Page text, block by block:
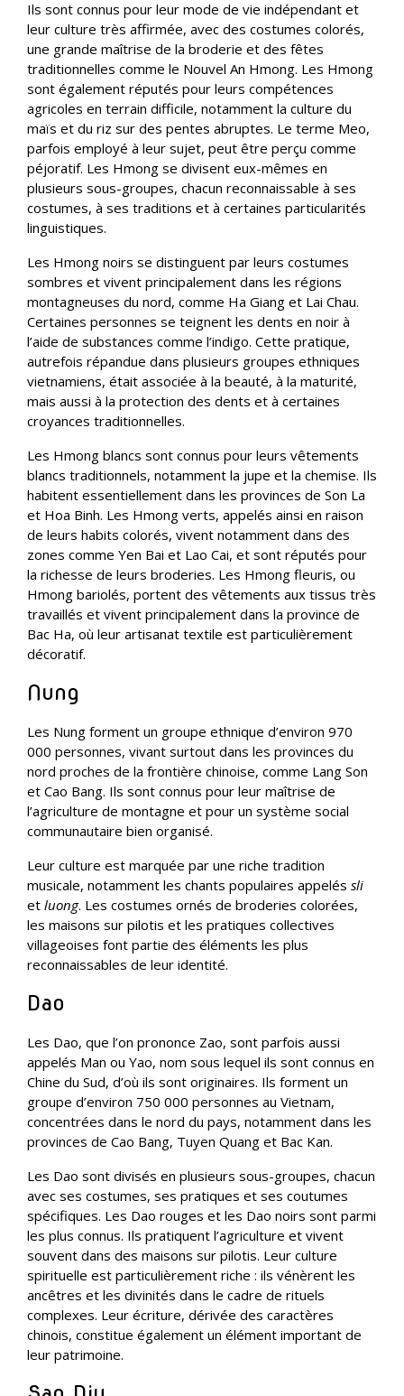
Ils sont connus pour leur mode de vie indépendant et
leur culture très affirmée, avec des costumes colorés,
une grande maîtrise de la broderie et des fêtes
traditionnelles comme le Nouvel An Hmong. Les Hmong
sont également réputés pour leurs compétences
agricoles en terrain difficile, notamment la culture du
maïs et du riz sur des pentes abruptes. Le terme Meo,
parfois employé à leur sujet, peut être perçu comme
péjoratif. Les Hmong se divisent eux-mêmes en
plusieurs sous-groupes, chacun reconnaissable à ses
costumes, à ses traditions et à certaines particularités
linguistiques.
Les Hmong noirs se distinguent par leurs costumes
sombres et vivent principalement dans les régions
montagneuses du nord, comme Ha Giang et Lai Chau.
Certaines personnes se teignent les dents en noir à
l’aide de substances comme l’indigo. Cette pratique,
autrefois répandue dans plusieurs groupes ethniques
vietnamiens, était associée à la beauté, à la maturité,
mais aussi à la protection des dents et à certaines
croyances traditionnelles.
Les Hmong blancs sont connus pour leurs vêtements
blancs traditionnels, notamment la jupe et la chemise. Ils
habitent essentiellement dans les provinces de Son La
et Hoa Binh. Les Hmong verts, appelés ainsi en raison
de leurs habits colorés, vivent notamment dans des
zones comme Yen Bai et Lao Cai, et sont réputés pour
la richesse de leurs broderies. Les Hmong fleuris, ou
Hmong bariolés, portent des vêtements aux tissus très
travaillés et vivent principalement dans la province de
Bac Ha, où leur artisanat textile est particulièrement
décoratif.
Nung
Les Nung forment un groupe ethnique d’environ 970
000 personnes, vivant surtout dans les provinces du
nord proches de la frontière chinoise, comme Lang Son
et Cao Bang. Ils sont connus pour leur maîtrise de
l’agriculture de montagne et pour un système social
communautaire bien organisé.
Leur culture est marquée par une riche tradition
musicale, notamment les chants populaires appelés sli
et luong. Les costumes ornés de broderies colorées,
les maisons sur pilotis et les pratiques collectives
villageoises font partie des éléments les plus
reconnaissables de leur identité.
Dao
Les Dao, que l’on prononce Zao, sont parfois aussi
appelés Man ou Yao, nom sous lequel ils sont connus en
Chine du Sud, d’où ils sont originaires. Ils forment un
groupe d’environ 750 000 personnes au Vietnam,
concentrées dans le nord du pays, notamment dans les
provinces de Cao Bang, Tuyen Quang et Bac Kan.
Les Dao sont divisés en plusieurs sous-groupes, chacun
avec ses costumes, ses pratiques et ses coutumes
spécifiques. Les Dao rouges et les Dao noirs sont parmi
les plus connus. Ils pratiquent l’agriculture et vivent
souvent dans des maisons sur pilotis. Leur culture
spirituelle est particulièrement riche : ils vénèrent les
ancêtres et les divinités dans le cadre de rituels
complexes. Leur écriture, dérivée des caractères
chinois, constitue également un élément important de
leur patrimoine.